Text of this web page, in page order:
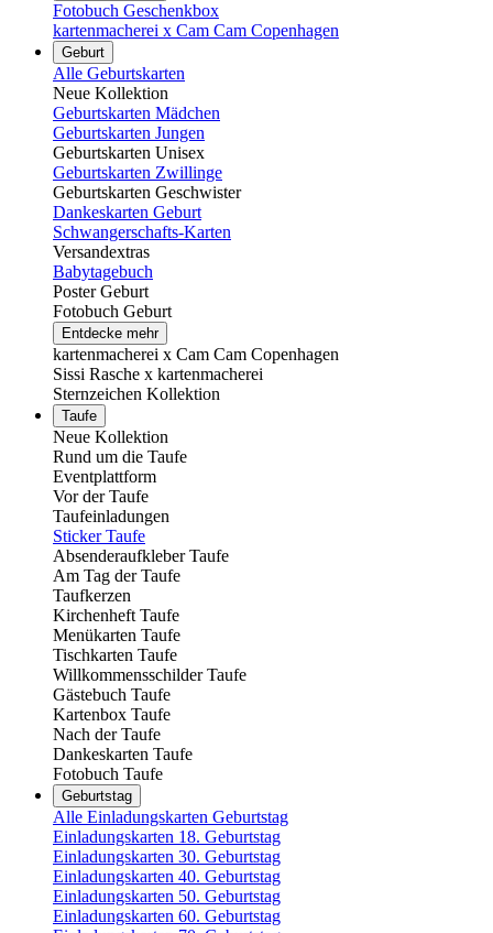
Fotobuch Geschenkbox
kartenmacherei x Cam Cam Copenhagen
Geburt
Alle Geburtskarten
Neue Kollektion
Geburtskarten Mädchen
Geburtskarten Jungen
Geburtskarten Unisex
Geburtskarten Zwillinge
Geburtskarten Geschwister
Dankeskarten Geburt
Schwangerschafts-Karten
Versandextras
Babytagebuch
Poster Geburt
Fotobuch Geburt
Entdecke mehr
kartenmacherei x Cam Cam Copenhagen
Sissi Rasche x kartenmacherei
Sternzeichen Kollektion
Taufe
Neue Kollektion
Rund um die Taufe
Eventplattform
Vor der Taufe
Taufeinladungen
Sticker Taufe
Absenderaufkleber Taufe
Am Tag der Taufe
Taufkerzen
Kirchenheft Taufe
Menükarten Taufe
Tischkarten Taufe
Willkommensschilder Taufe
Gästebuch Taufe
Kartenbox Taufe
Nach der Taufe
Dankeskarten Taufe
Fotobuch Taufe
Geburtstag
Alle Einladungskarten Geburtstag
Einladungskarten 18. Geburtstag
Einladungskarten 30. Geburtstag
Einladungskarten 40. Geburtstag
Einladungskarten 50. Geburtstag
Einladungskarten 60. Geburtstag